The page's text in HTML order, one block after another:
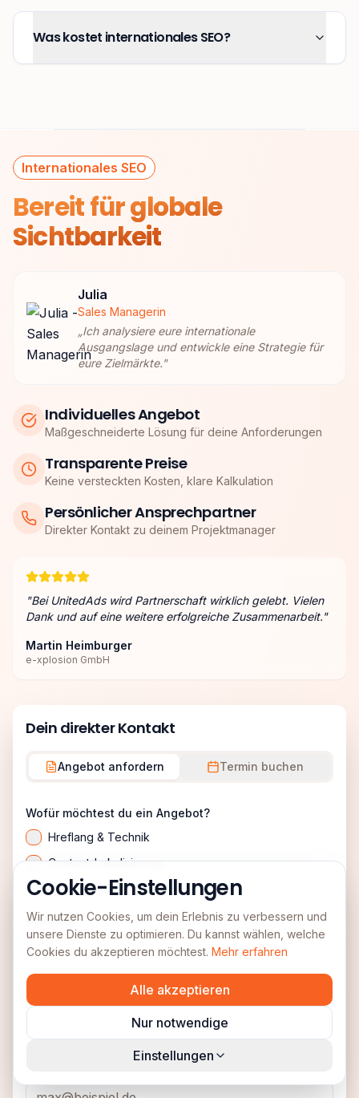
Was kostet internationales SEO?
Internationales SEO
Bereit fürglobale
Sichtbarkeit
Julia
Sales Managerin
„Ich analysiere eure internationale
Ausgangslage und entwickle eine Strategie für
eure Zielmärkte."
Individuelles Angebot
Maßgeschneiderte Lösung für deine Anforderungen
Transparente Preise
Keine versteckten Kosten, klare Kalkulation
Persönlicher Ansprechpartner
Direkter Kontakt zu deinem Projektmanager
"Bei UnitedAds wird Partnerschaft wirklich gelebt. Vielen
Dank und auf eine weitere erfolgreiche Zusammenarbeit."
Martin Heimburger
e-xplosion GmbH
Dein direkter Kontakt
Angebot anfordern Termin buchen
Wofür möchtest du ein Angebot?
Hreflang & Technik
Content-Lokalisierung
Internationale Strategie
Vorname *
Geschäftliche E-Mail *
Cookie-Einstellungen
Wir nutzen Cookies, um dein Erlebnis zu verbessern und
unsere Dienste zu optimieren. Du kannst wählen, welche
Cookies du akzeptieren möchtest. Mehr erfahren
Alle akzeptieren
Nur notwendige
Einstellungen